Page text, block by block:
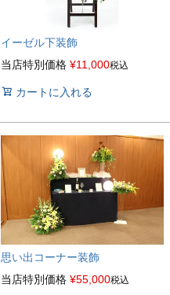
イーゼル下装飾
当店特別価格 ¥11,000税込
カートに入れる
思い出コーナー装飾
当店特別価格 ¥55,000税込